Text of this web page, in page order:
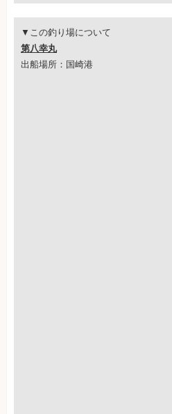
▼この釣り場について
第八幸丸
出船場所：国崎港